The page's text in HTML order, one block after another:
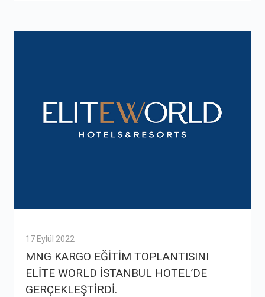
17 Eylül 2022
MNG KARGO EĞİTİM TOPLANTISINI
ELİTE WORLD İSTANBUL HOTEL’DE
GERÇEKLEŞTİRDİ.